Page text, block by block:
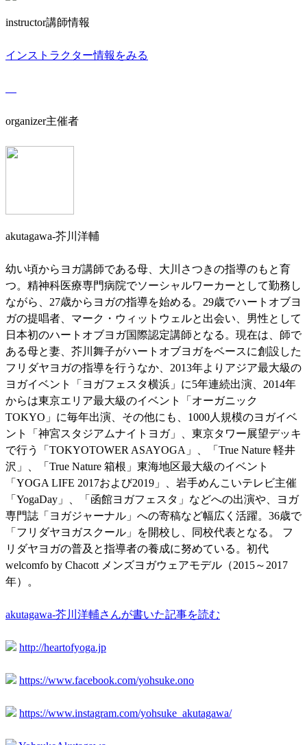
instructor講師情報
インストラクター情報をみる
organizer主催者
akutagawa-芥川洋輔
幼い頃からヨガ講師である母、大川さつきの指導のもと育
つ。精神科医療専門病院でソーシャルワーカーとして勤務し
ながら、27歳からヨガの指導を始める。29歳でハートオブヨ
ガの提唱者、マーク・ウィットウェルと出会い、男性として
日本初のハートオブヨガ国際認定講師となる。現在は、師で
ある母と妻、芥川舞子がハートオブヨガをベースに創設した
フリダヤヨガの指導を行うなか、2013年よりアジア最大級の
ヨガイベント「ヨガフェスタ横浜」に5年連続出演、2014年
からは東京エリア最大級のイベント「オーガニック
TOKYO」に毎年出演、その他にも、1000人規模のヨガイベ
ント「神宮スタジアムナイトヨガ」、東京タワー展望デッキ
で行う「TOKYOTOWER ASAYOGA」、「True Nature 軽井
沢」、「True Nature 箱根」東海地区最大級のイベント
「YOGA LIFE 2017および2019」、岩手めんこいテレビ主催
「YogaDay」、「函館ヨガフェスタ」などへの出演や、ヨガ
専門誌「ヨガジャーナル」への寄稿など幅広く活躍。36歳で
「フリダヤヨガスクール」を開校し、同校代表となる。 フ
リダヤヨガの普及と指導者の養成に努めている。初代
welcomfo by Chacott メンズヨガウェアモデル（2015～2017
年）。
akutagawa-芥川洋輔さんが書いた記事を読む
http://heartofyoga.jp
https://www.facebook.com/yohsuke.ono
https://www.instagram.com/yohsuke_akutagawa/